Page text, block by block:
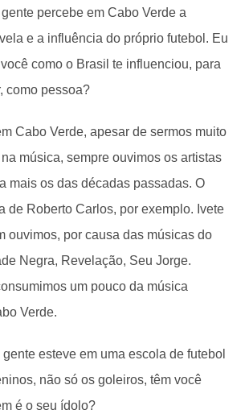
gente percebe em Cabo Verde a
e a influência do próprio futebol. Eu
como o Brasil te influenciou, para
como pessoa?
Cabo Verde, apesar de sermos muito
música, sempre ouvimos os artistas
mais os das décadas passadas. O
de Roberto Carlos, por exemplo. Ivete
ouvimos, por causa das músicas do
Negra, Revelação, Seu Jorge.
um pouco da música
Verde.
gente esteve em uma escola de futebol
não só os goleiros, têm você
é o seu ídolo?